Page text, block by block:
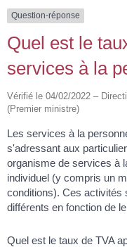
Question-réponse
Quel est le
services à la
Vérifié le 04/02/2022 –
(Premier ministre)
Les services à la
s'adressant aux
organisme de services à
individuel (y compris un
conditions). Ces activités
différents en fonction de
Quel est le taux de TVA